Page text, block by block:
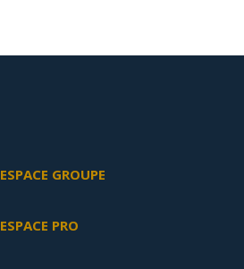
ESPACE GROUPE
ESPACE PRO